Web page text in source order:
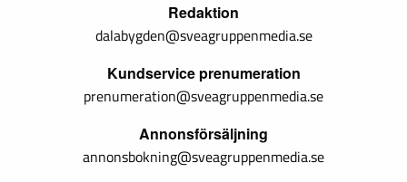
Redaktion
dalabygden@sveagruppenmedia.se
Kundservice prenumeration
prenumeration@sveagruppenmedia.se
Annonsförsäljning
annonsbokning@sveagruppenmedia.se